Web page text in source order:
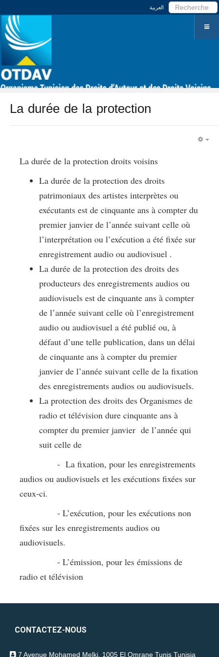
العربية
La durée de la protection
La durée de la protection droits voisins
La durée de la protection des droits
patrimoniaux des artistes interprètes ou
exécutants est de cinquante ans à compter du
premier janvier de l’année suivant celle où
l’interprétation ou l’exécution a été fixée sur
enregistrement audio ou audiovisuel .
La durée de la protection des droits des
producteurs des enregistrements audios ou
audiovisuels est de cinquante ans à compter
de l’année suivant celle où l’enregistrement
audio ou audiovisuel a été publié ou, à
défaut d’une telle publication, dans un délai
de cinquante ans à compter du premier
janvier de l’année suivant celle de la fixation
des enregistrements audios ou audiovisuels.
La protection des droits des Organismes de
radio et télévision dure cinquante ans à
compter du premier janvier de l’année qui
suit celle de
- La fixation, pour les enregistrements
audios ou audiovisuels et les exécutions fixées sur
ceux-ci.
- L’exécution, pour les exécutions non
fixées sur les enregistrements audios ou
audiovisuels.
- L’émission, pour les émissions de
radio et télévision
CONTACTEZ-NOUS
7 Avenue Mohamed Melki, 1005 El Omrane Tunis Tunisia